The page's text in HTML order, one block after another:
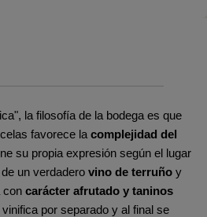
la filosofía de la bodega es que
favorece la complejidad del
su propia expresión según el lugar
un verdadero vino de terruño y
con carácter afrutado y taninos
por separado y al final se